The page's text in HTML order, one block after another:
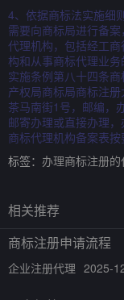
4、依据商标法实施细
需要向商标局进行备
代理机构，包括经工
构和从事商标代理业
实施条例第八十四条
产权局商标局商标注
茶马南街1号，邮编，
邮寄办理或直接办理
商标代理机构备案表按
标签： 办理商标注册
相关推荐
商标注册申请流程
企业注册代理 2025-